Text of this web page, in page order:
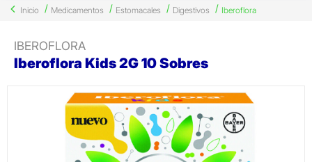
Inicio Medicamentos Estomacales Digestivos Iberoflora
IBEROFLORA
Iberoflora Kids 2G 10 Sobres